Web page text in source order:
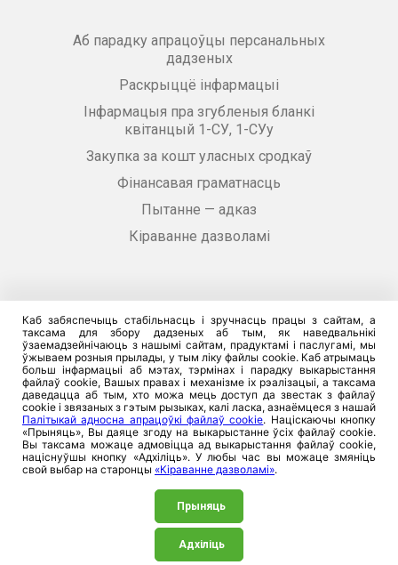
Аб парадку апрацоўцы персанальных
дадзеных
Раскрыццё інфармацыі
Інфармацыя пра згубленыя бланкі
квітанцый 1-СУ, 1-СУу
Закупка за кошт уласных сродкаў
Фінансавая граматнасць
Пытанне — адказ
Кіраванне дазволамі
Кантакты
Страхавая інфалінія 128
Тэлефануйце 128
Ситуационная помощь инвалидам
Нашы офісы
Аптэкі
Каб забяспечыць стабільнасць і зручнасць працы з сайтам, а
таксама для збору дадзеных аб тым, як наведвальнікі
ўзаемадзейнічаюць з нашымі сайтам, прадуктамі і паслугамі, мы
ўжываем розныя прылады, у тым ліку файлы cookie. Каб атрымаць
больш інфармацыі аб мэтах, тэрмінах і парадку выкарыстання
файлаў cookie, Вашых правах і механізме іх рэалізацыі, а таксама
даведацца аб тым, хто можа мець доступ да звестак з файлаў
cookie і звязаных з гэтым рызыках, калі ласка, азнаёмцеся з нашай
Палітыкай адносна апрацоўкі файлаў cookie. Націскаючы кнопку
«Прыняць», Вы даяце згоду на выкарыстанне ўсіх файлаў cookie.
Вы таксама можаце адмовіцца ад выкарыстання файлаў cookie,
націснуўшы кнопку «Адхіліць». У любы час вы можаце змяніць
свой выбар на старонцы «Кіраванне дазволамі».
Прыняць
Адхіліць